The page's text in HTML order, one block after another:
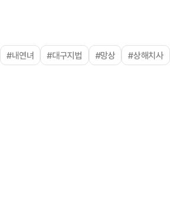
#내연녀 #대구지법 #망상 #상해치사